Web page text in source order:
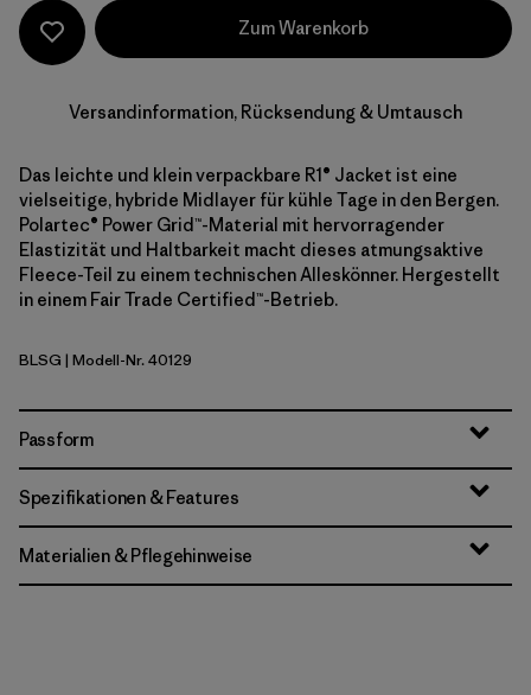
Zum Warenkorb
Versandinformation, Rücksendung & Umtausch
Das leichte und klein verpackbare R1® Jacket ist eine
vielseitige, hybride Midlayer für kühle Tage in den Bergen.
Polartec® Power Grid™-Material mit hervorragender
Elastizität und Haltbarkeit macht dieses atmungsaktive
Fleece-Teil zu einem technischen Alleskönner. Hergestellt
in einem Fair Trade Certified™-Betrieb.
Blue Sage
BLSG | Modell-Nr. 40129
Passform
Spezifikationen & Features
Materialien & Pflegehinweise